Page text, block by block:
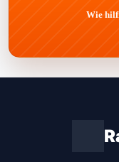
Wie